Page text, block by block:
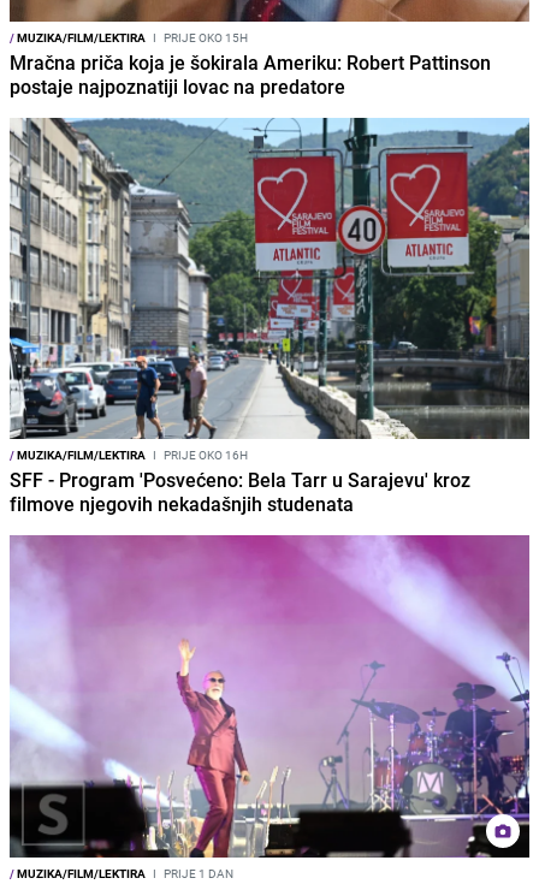
/MUZIKA/FILM/LEKTIRA I PRIJE OKO 15H
Mračna priča koja je šokirala Ameriku: Robert Pattinson
postaje najpoznatiji lovac na predatore
/MUZIKA/FILM/LEKTIRA I PRIJE OKO 16H
SFF - Program 'Posvećeno: Bela Tarr u Sarajevu' kroz
filmove njegovih nekadašnjih studenata
/MUZIKA/FILM/LEKTIRA I PRIJE 1 DAN